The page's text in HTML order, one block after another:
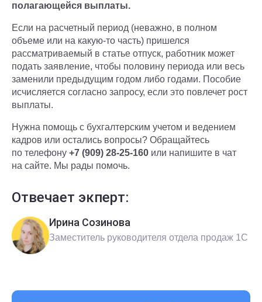
полагающейся выплаты.
Если на расчетный период (неважно, в полном
объеме или на какую-то часть) пришелся
рассматриваемый в статье отпуск, работник может
подать заявление, чтобы половину периода или весь
заменили предыдущим годом либо годами. Пособие
исчисляется согласно запросу, если это повлечет рост
выплаты.
Нужна помощь с бухгалтерским учетом и ведением
кадров или остались вопросы? Обращайтесь
по телефону +7 (909) 28-25-160 или напишите в чат
на сайте. Мы рады помочь.
Отвечает экперт:
Ирина Созинова
Заместитель руководителя отдела продаж 1С